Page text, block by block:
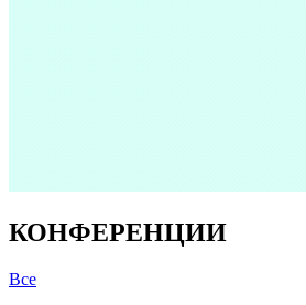
КОНФЕРЕНЦИИ
Все